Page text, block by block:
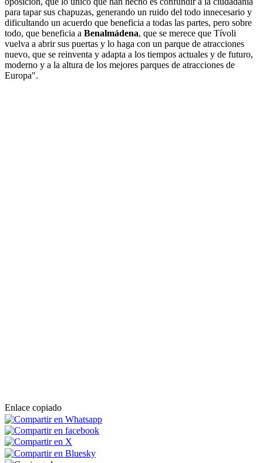
para tapar sus chapuzas, generando un ruido del todo innecesario y
dificultando un acuerdo que beneficia a todas las partes, pero sobre
todo, que beneficia a Benalmádena, que se merece que Tívoli
vuelva a abrir sus puertas y lo haga con un parque de atracciones
nuevo, que se reinventa y adapta a los tiempos actuales y de futuro,
moderno y a la altura de los mejores parques de atracciones de
Europa".
Enlace copiado